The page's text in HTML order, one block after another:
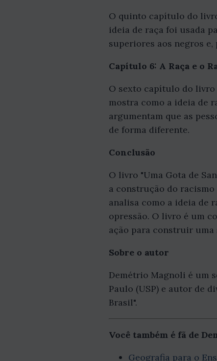
O quinto capítulo do
ideia de raça foi usada
superiores aos negros
Capítulo 6: A Raça e o
O sexto capítulo do livro
mostra como a ideia de
argumentam que as
de forma diferente.
Conclusão
O livro "Uma Gota de
a construção do
analisa como a ideia de
opressão. O livro é um
ação para construir
Sobre o autor
Demétrio Magnoli é um
Paulo (USP) e autor de
Brasil".
Você também é fã de
Geografia para o